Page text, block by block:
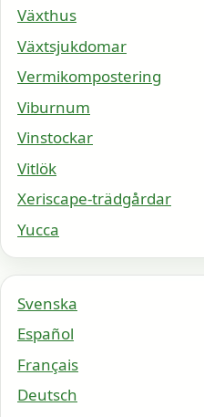
Växthus
Växtsjukdomar
Vermikompostering
Viburnum
Vinstockar
Vitlök
Xeriscape-trädgårdar
Yucca
Svenska
Español
Français
Deutsch